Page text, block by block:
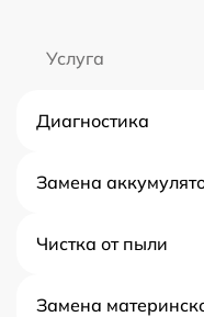
Услуга
Диагностика
Замена
Чистка от пыли
Замена